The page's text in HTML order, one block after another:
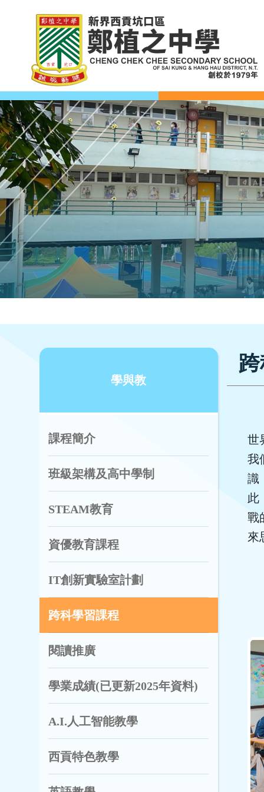
學與教
課程簡介
班級架構及高中學制
STEAM教育
資優教育課程
IT創新實驗室計劃
跨科學習課程
閱讀推廣
學業成績(已更新2025年資料)
A.I.人工智能教學
西貢特色教學
世
我
識
此
戰
來